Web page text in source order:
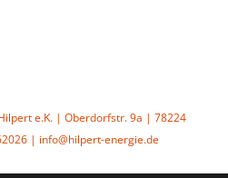
e.K. | Oberdorfstr. 9a | 78224
| info@hilpert-energie.de